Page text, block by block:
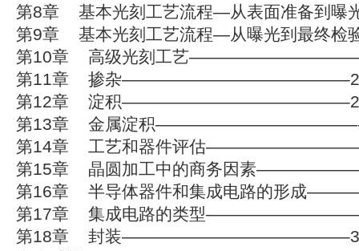
第8章 基本光刻工艺流程—从表面准备到
第9章 基本光刻工艺流程—从曝光到最终
第10章 高级光刻工艺
第11章 掺杂
第12章 淀积
第13章 金属淀积————————————-
第14章 工艺和器件评估
第15章 晶圆加工中的商务因素
第16章 半导体器件和集成电路的形成
第17章 集成电路的类型
第18章 封装